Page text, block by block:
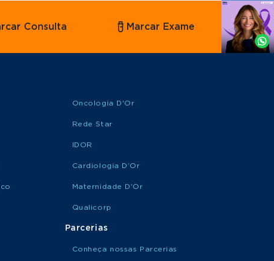
Agende
Whatsapp
Consulta Marcar Exame
Oncologia D'Or
Rede Star
IDOR
Cardiologia D’Or
Maternidade D'Or
Qualicorp
Parcerias
Conheça nossas Parcerias